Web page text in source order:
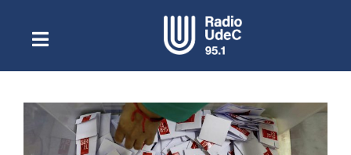
contenidoToggle
NavigationEscuchar Radio UdeC en vivo
Quiénes Somos
Programación